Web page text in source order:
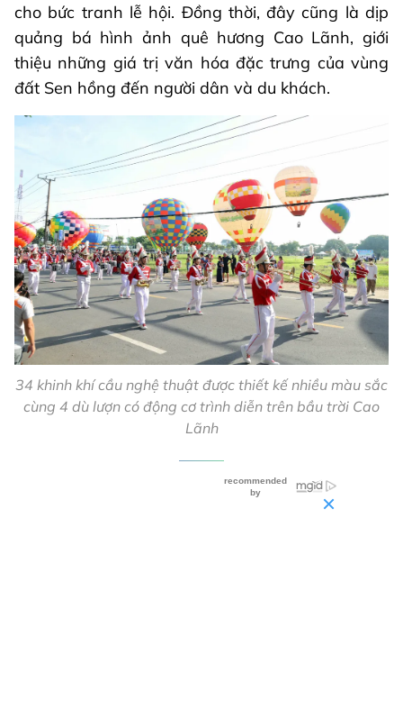
cho bức tranh lễ hội. Đồng thời, đây cũng là dịp
quảng bá hình ảnh quê hương Cao Lãnh, giới
thiệu những giá trị văn hóa đặc trưng của vùng
đất Sen hồng đến người dân và du khách.
34 khinh khí cầu nghệ thuật được thiết kế nhiều màu sắc
cùng 4 dù lượn có động cơ trình diễn trên bầu trời Cao
Lãnh